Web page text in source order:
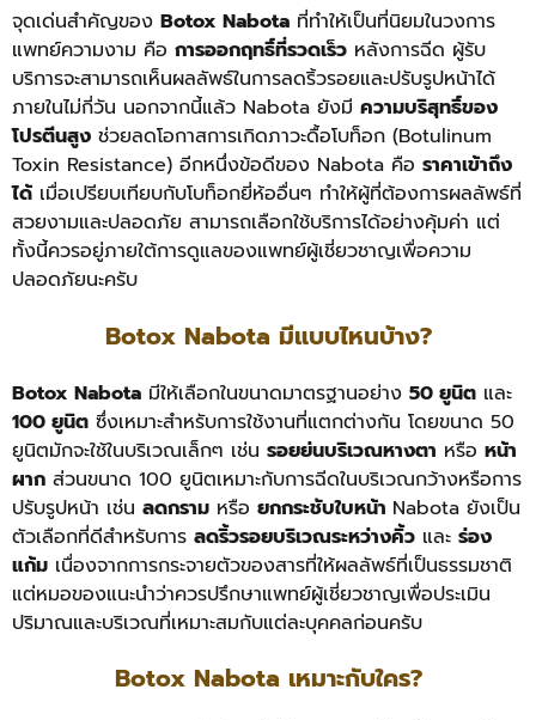
จุดเด่นสำคัญของ Botox Nabota ที่ทำให้เป็นที่นิยมในวงการ
แพทย์ความงาม คือ การออกฤทธิ์ที่รวดเร็ว หลังการฉีด ผู้รับ
บริการจะสามารถเห็นผลลัพธ์ในการลดริ้วรอยและปรับรูปหน้าได้
ภายในไม่กี่วัน นอกจากนี้แล้ว Nabota ยังมี ความบริสุทธิ์ของ
โปรตีนสูง ช่วยลดโอกาสการเกิดภาวะดื้อโบท็อก (Botulinum
Toxin Resistance) อีกหนึ่งข้อดีของ Nabota คือ ราคาเข้าถึง
ได้ เมื่อเปรียบเทียบกับโบท็อกยี่ห้ออื่นๆ ทำให้ผู้ที่ต้องการผลลัพธ์ที่
สวยงามและปลอดภัย สามารถเลือกใช้บริการได้อย่างคุ้มค่า แต่
ทั้งนี้ควรอยู่ภายใต้การดูแลของแพทย์ผู้เชี่ยวชาญเพื่อความ
ปลอดภัยนะครับ
Botox Nabota มีแบบไหนบ้าง?
Botox Nabota มีให้เลือกในขนาดมาตรฐานอย่าง 50 ยูนิต และ
100 ยูนิต ซึ่งเหมาะสำหรับการใช้งานที่แตกต่างกัน โดยขนาด 50
ยูนิตมักจะใช้ในบริเวณเล็กๆ เช่น รอยย่นบริเวณหางตา หรือ หน้า
ผาก ส่วนขนาด 100 ยูนิตเหมาะกับการฉีดในบริเวณกว้างหรือการ
ปรับรูปหน้า เช่น ลดกราม หรือ ยกกระชับใบหน้า Nabota ยังเป็น
ตัวเลือกที่ดีสำหรับการ ลดริ้วรอยบริเวณระหว่างคิ้ว และ ร่อง
แก้ม เนื่องจากการกระจายตัวของสารที่ให้ผลลัพธ์ที่เป็นธรรมชาติ
แต่หมอของแนะนำว่าควรปรึกษาแพทย์ผู้เชี่ยวชาญเพื่อประเมิน
ปริมาณและบริเวณที่เหมาะสมกับแต่ละบุคคลก่อนครับ
Botox Nabota เหมาะกับใคร?